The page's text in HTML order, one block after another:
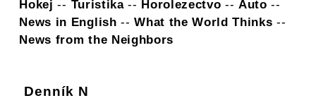
Hokej -- Turistika-- Horolezectvo --Auto --
News in English --What the World Thinks --
News from the Neighbors
Denník N